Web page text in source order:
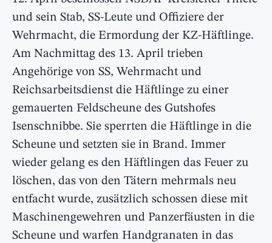
und sein Stab, SS-Leute und Offiziere der
Wehrmacht, die Ermordung der KZ-Häftlinge.
Am Nachmittag des 13. April trieben
Angehörige von SS, Wehrmacht und
Reichsarbeitsdienst die Häftlinge zu einer
gemauerten Feldscheune des Gutshofes
Isenschnibbe. Sie sperrten die Häftlinge in die
Scheune und setzten sie in Brand. Immer
wieder gelang es den Häftlingen das Feuer zu
löschen, das von den Tätern mehrmals neu
entfacht wurde, zusätzlich schossen diese mit
Maschinengewehren und Panzerfäusten in die
Scheune und warfen Handgranaten in das